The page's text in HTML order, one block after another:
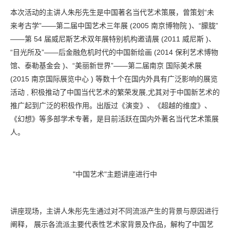
本次活动的主讲人朱彤先生是中国著名当代艺术策展，曾策划“未
来考古学”——第二届中国艺术三年展 (2005 南京博物院 )、“朦胧”
——第 54 届威尼斯艺术双年展特别机构邀请展 (2011 威尼斯 )、
“目光所及”——后金融危机时代的中国新绘画 (2014 保利艺术博物
馆、泰勒基金会 )、“美丽新世界”——第二届南京 国际美术展
(2015 南京国际展览中心 ) 等数十个在国内外具有广泛影响的展览
活动 , 积极推动了中国当代艺术的繁荣发展,尤其对于中国新艺术的
推广起到广泛的积极作用。出版过《演变》、《超越的维度》、
《幻想》等多部学术专著，是目前活跃在国内外著名当代艺术策展
人。
"中国艺术"主题讲座进行中
讲座现场，主讲人朱彤先生通过对不同流派产生的背景与原因进行
阐释， 展示各流派主要代表性艺术家背景及作品，解构了中国艺